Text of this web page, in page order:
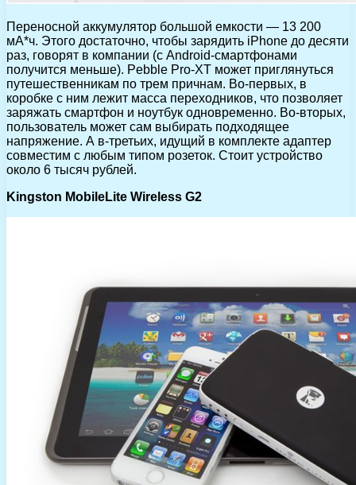
Переносной аккумулятор большой емкости — 13 200
мА*ч. Этого достаточно, чтобы зарядить iPhone до десяти
раз, говорят в компании (с Android-смартфонами
получится меньше). Pebble Pro-XT может приглянуться
путешественникам по трем причнам. Во-первых, в
коробке с ним лежит масса переходников, что позволяет
заряжать смартфон и ноутбук одновременно. Во-вторых,
пользователь может сам выбирать подходящее
напряжение. А в-третьих, идущий в комплекте адаптер
совместим с любым типом розеток. Стоит устройство
около 6 тысяч рублей.
Kingston MobileLite Wireless G2